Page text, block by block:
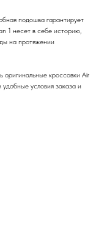
подошва гарантирует
1 несет в себе историю,
на протяжении
кроссовки Air
условия заказа и